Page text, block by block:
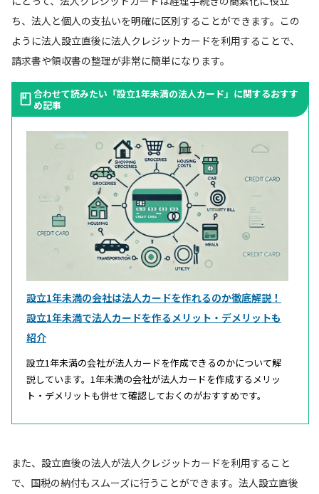
ち、法人と個人の支払いを明確に区別することができます。この
ように法人設立直後に法人クレジットカードを利用することで、
請求書や領収書の整理が非常に簡単になります。
合わせて読みたい「設立1年未満の法人カード」に関するおすす
め記事
設立1年未満の会社は法人カードを作れるのか徹底解説！
設立1年未満で法人カードを作るメリット・デメリットも
紹介
設立1年未満の会社が法人カードを作成できるのかについて解
説しています。1年未満の会社が法人カードを作成するメリッ
ト・デメリットも併せて確認しておくのがおすすめです。
また、設立直後の法人が法人クレジットカードを利用すること
で、国税の納付もスムーズに行うことができます。法人設立直後